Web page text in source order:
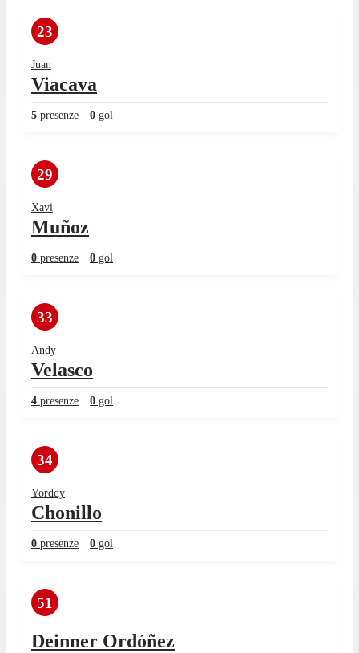
23
Juan
Viacava
5 presenze 0 gol
29
Xavi
Muñoz
0 presenze 0 gol
33
Andy
Velasco
4 presenze 0 gol
34
Yorddy
Chonillo
0 presenze 0 gol
51
Deinner Ordóñez